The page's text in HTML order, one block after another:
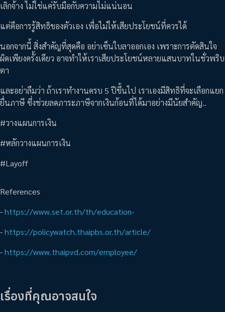
เลิกจ้าง ไม่ใช่แค่รับมือกับความไม่แน่นอน
แต่คือการรู้สิทธิของตัวเอง เพื่อไม่ให้เสียประโยชน์ที่ควรได้
นอกจากนี้ สิ่งสำคัญที่สุดคือ อย่าเซ็นใบลาออกเอง เพราะการตัดสินใจ
ผิดเพียงครั้งเดียว อาจทำให้เราเสียประโยชน์หลายแสนบาทในชั่วพริบ
ตา
และอย่าลืมว่า ถ้าเราทำงานครบ 5 ปีขึ้นไป เราเองมีสิทธิที่จะเลือกแยก
ยื่นภาษี ซึ่งช่วยลดภาระภาษีจากเงินก้อนที่ได้มาอย่างมีนัยสำคัญ..
#วางแผนการเงิน
#หลักวางแผนการเงิน
#Layoff
References
-https://www.set.or.th/th/education-
-https://policywatch.thaipbs.or.th/article/
-https://www.thaipvd.com/employee/
เรื่องที่คุณอาจสนใจ